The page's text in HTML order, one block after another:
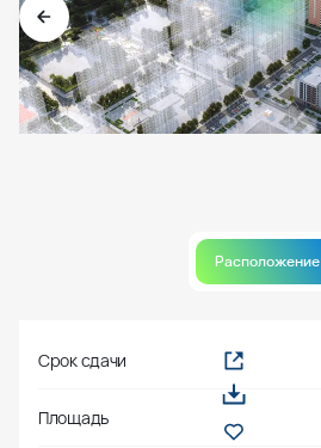
Расположение
Срок сдачи
Площадь